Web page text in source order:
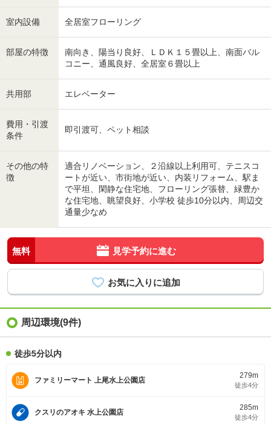
室内設備 全居室フローリング
部屋の特徴
南向き、陽当り良好、ＬＤＫ１５畳以上、南面バル
コニー、通風良好、全居室６畳以上
共用部 エレベーター
費用・引渡
条件
即引渡可、ペット相談
その他の特
徴
適合リノベーション、２沿線以上利用可、テニスコ
ートが近い、市街地が近い、内装リフォーム、駅ま
で平坦、閑静な住宅地、フローリング張替、緑豊か
な住宅地、眺望良好、小学校 徒歩10分以内、周辺交
通量少なめ
無料 見学予約に進む
周辺環境(9件)
徒歩5分以内
ファミリーマート 上尾水上公園店
279m
徒歩4分
クスリのアオキ 水上公園店
285m
徒歩4分